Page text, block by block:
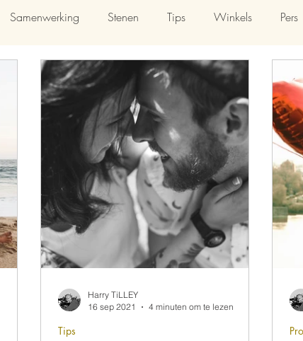
Samenwerking Stenen Tips Winkels Pers
Tips
Harry TiLLEY
16 sep 2021
4 minuten om te lezen